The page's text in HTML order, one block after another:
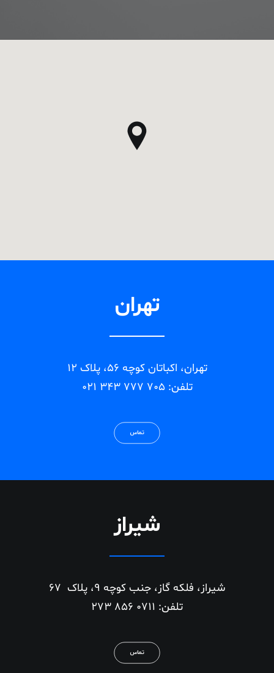
تهران
تهران، اکباتان کوچه 56، پلاک 12
تلفن: 705 777 343 021
تماس
شیراز
شیراز، فلکه گاز، جنب کوچه 9، پلاک 67
تلفن: 0711 856 273
تماس